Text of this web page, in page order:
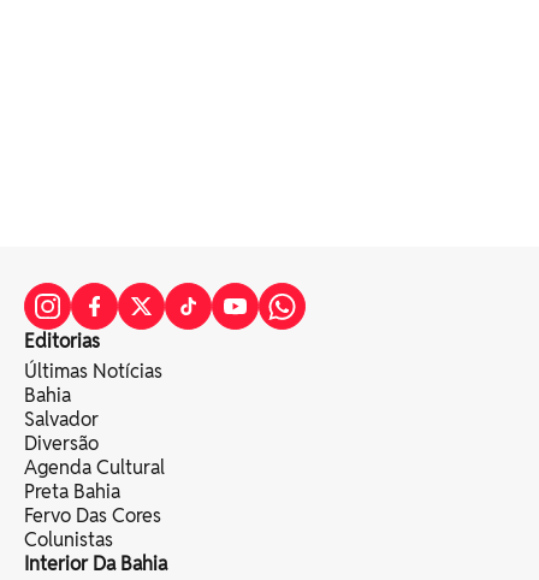
Editorias
Últimas Notícias
Bahia
Salvador
Diversão
Agenda Cultural
Preta Bahia
Fervo Das Cores
Colunistas
Interior Da Bahia